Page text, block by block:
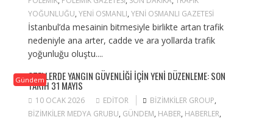
YOĞUNLUĞU, YENI OSMANLI, YENI OSMANLI GAZETESI
İstanbul’da mesainin bitmesiyle birlikte artan trafik
nedeniyle ana arter, cadde ve ara yollarda trafik
yoğunluğu oluştu....
Gündem
OTELLERDE YANGIN GÜVENLIĞI IÇIN YENI DÜZENLEME: SON
TARIH 31 MAYIS
10 OCAK 2026 EDITOR BIZIMKILER GROUP,
BIZIMKILER MEDYA GRUBU, GÜNDEM, HABER, HABERLER,